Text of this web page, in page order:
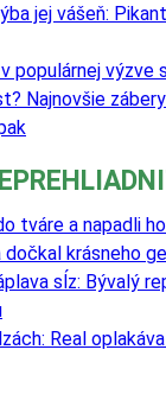
jej vášeň:
v populárnej
Najnovšie
tváre a napadli
dočkal krásneho
sĺz: Bývalý
Real